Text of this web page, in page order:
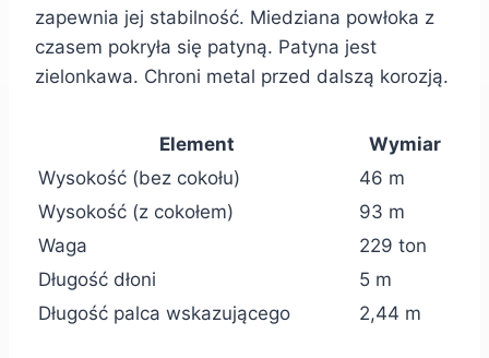
zapewnia jej stabilność. Miedziana powłoka z
czasem pokryła się patyną. Patyna jest
zielonkawa. Chroni metal przed dalszą korozją.
Element
Wymiar
Wysokość (bez cokołu)
46 m
Wysokość (z cokołem)
93 m
Waga
229 ton
Długość dłoni
5 m
Długość palca wskazującego
2,44 m